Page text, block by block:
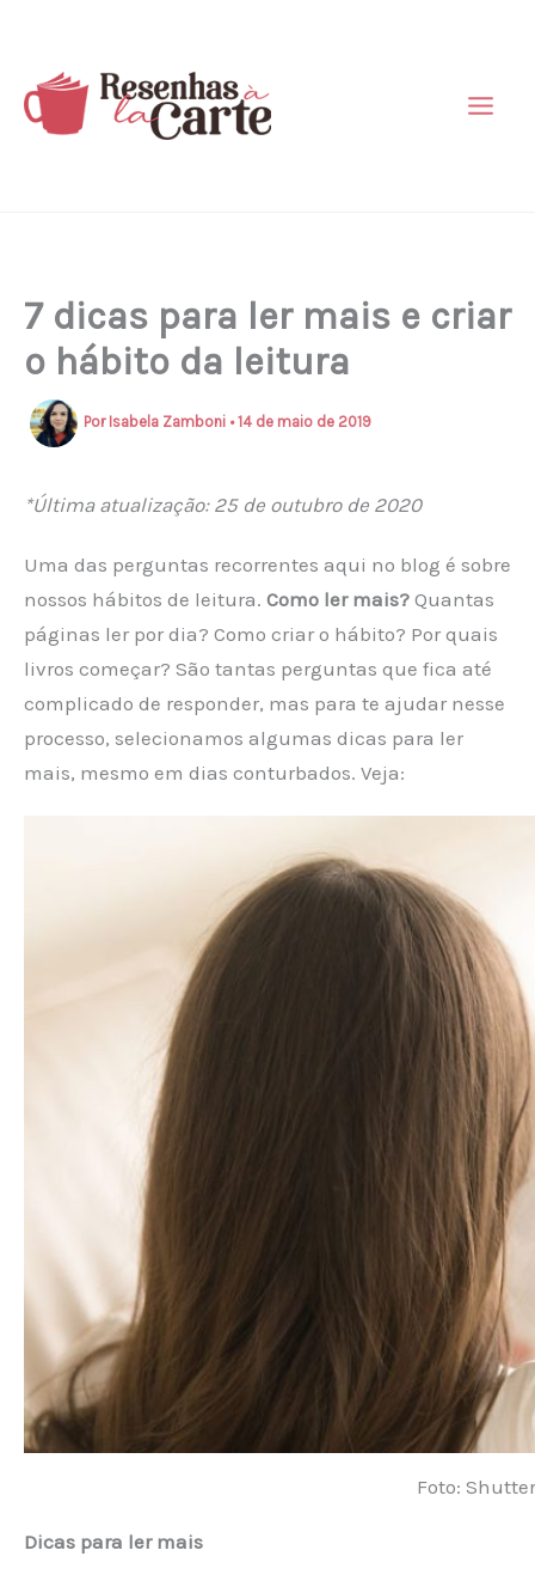
conteúdo
7 dicas para ler mais e criar
o hábito da leitura
Por Isabela Zamboni •14 de maio de 2019
*Última atualização: 25 de outubro de 2020
Uma das perguntas recorrentes aqui no blog é sobre
nossos hábitos de leitura. Como ler mais? Quantas
páginas ler por dia? Como criar o hábito? Por quais
livros começar? São tantas perguntas que fica até
complicado de responder, mas para te ajudar nesse
processo, selecionamos algumas dicas para ler
mais, mesmo em dias conturbados. Veja:
Foto:
Dicas para ler mais